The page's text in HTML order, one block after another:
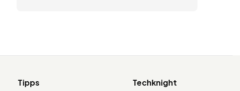
Tipps Techknight